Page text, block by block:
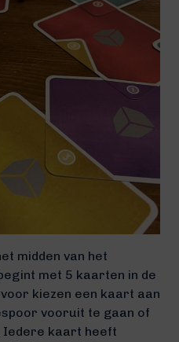
midden van het
met 5 kaarten in de
kiezen een kaart aan
vooruit te gaan of
Iedere kaart heeft